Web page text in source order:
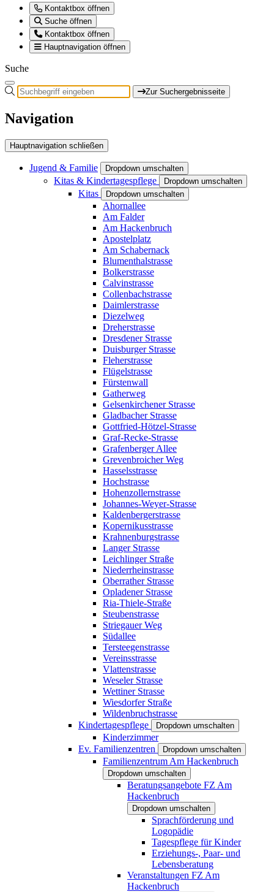
Kontaktbox öffnen
Suche öffnen
Kontaktbox öffnen
Hauptnavigation öffnen
Suche
Zur Suchergebnisseite
Navigation
Hauptnavigation schließen
Jugend & Familie Dropdown umschalten
Kitas & Kindertagespflege Dropdown umschalten
Kitas Dropdown umschalten
Ahornallee
Am Falder
Am Hackenbruch
Apostelplatz
Am Schabernack
Blumenthalstrasse
Bolkerstrasse
Calvinstrasse
Collenbachstrasse
Daimlerstrasse
Diezelweg
Dreherstrasse
Dresdener Strasse
Duisburger Strasse
Fleherstrasse
Flügelstrasse
Fürstenwall
Gatherweg
Gelsenkirchener Strasse
Gladbacher Strasse
Gottfried-Hötzel-Strasse
Graf-Recke-Strasse
Grafenberger Allee
Grevenbroicher Weg
Hasselsstrasse
Hochstrasse
Hohenzollernstrasse
Johannes-Weyer-Strasse
Kaldenbergerstrasse
Kopernikusstrasse
Krahnenburgstrasse
Langer Strasse
Leichlinger Straße
Niederrheinstrasse
Oberrather Strasse
Opladener Strasse
Ria-Thiele-Straße
Steubenstrasse
Striegauer Weg
Südallee
Tersteegenstrasse
Vereinsstrasse
Vlattenstrasse
Weseler Strasse
Wettiner Strasse
Wiesdorfer Straße
Wildenbruchstrasse
Kindertagespflege
Dropdown umschalten
Kinderzimmer
Ev. Familienzentren
Dropdown umschalten
Familienzentrum Am Hackenbruch
Dropdown umschalten
Beratungsangebote FZ Am
Hackenbruch
Dropdown umschalten
Sprachförderung und
Logopädie
Tagespflege für Kinder
Erziehungs-, Paar- und
Lebensberatung
Veranstaltungen FZ Am
Hackenbruch